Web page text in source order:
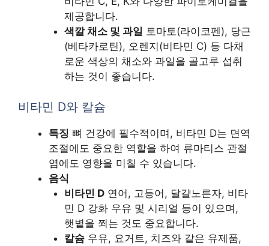
제공합니다.
색깔 채소 및 과일 토마토(라이코펜), 당근
(베타카로틴), 오렌지(비타민 C) 등 다채
로운 색상의 채소와 과일을 골고루 섭취
하는 것이 좋습니다.
비타민 D와 칼슘
특징 뼈 건강에 필수적이며, 비타민 D는 면역
조절에도 중요한 역할을 하여 류마티스 관절
염에도 영향을 미칠 수 있습니다.
음식
비타민 D연어, 고등어, 달걀노른자, 비타
민 D 강화 우유 및 시리얼 등이 있으며,
햇볕을 쬐는 것도 중요합니다.
칼슘우유, 요거트, 치즈와 같은 유제품,